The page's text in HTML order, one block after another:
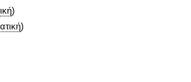
)
)